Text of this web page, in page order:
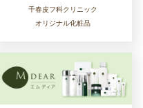
千春皮フ科クリニック
オリジナル化粧品